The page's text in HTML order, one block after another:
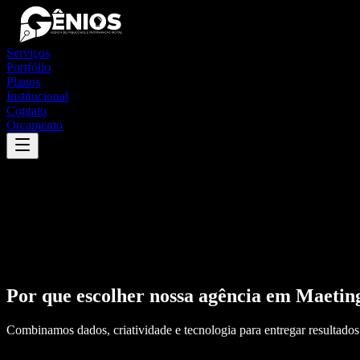
Serviços
Portfólio
Planos
Institucional
Contato
Orçamento
Por que escolher nossa agência em
Combinamos dados, criatividade e tecnologia para entregar